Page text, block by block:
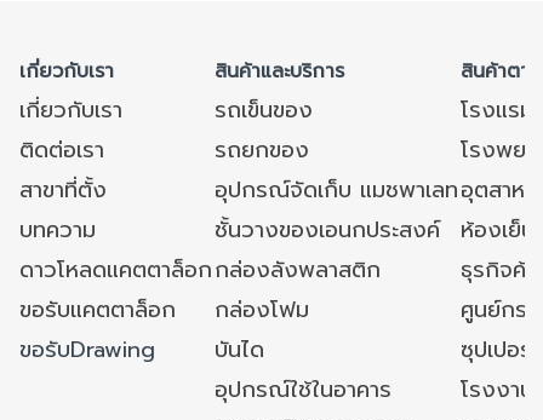
เกี่ยวกับเรา สินค้าและบริการ สินค้าตา
เกี่ยวกับเรา รถเข็นของ
โรงแร
ติดต่อเรา
รถยกของ
โรงพย
สาขาที่ตั้ง
อุปกรณ์จัดเก็บ แมชพาเลทอุตสาหก
บทความ
ชั้นวางของเอนกประสงค์
ห้องเย็
ดาวโหลดแคตตาล็อกกล่องลังพลาสติก
ธุรกิจค้
ขอรับแคตตาล็อก
กล่องโฟม
ศูนย์กร
ขอรับDrawing
บันได
ซุปเปอ
อุปกรณ์ใช้ในอาคาร
โรงงา